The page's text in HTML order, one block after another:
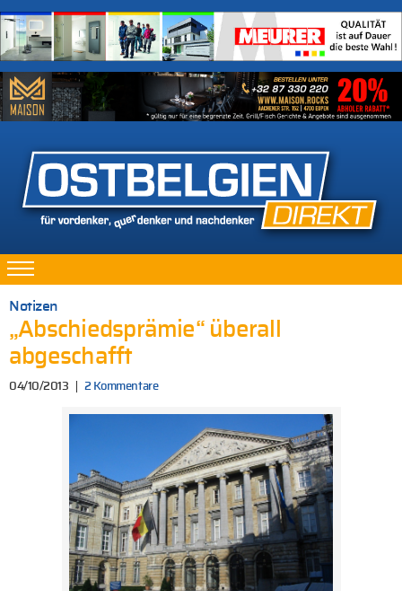
Notizen
„Abschiedsprämie“ überall
abgeschafft
04/10/2013 2 Kommentare